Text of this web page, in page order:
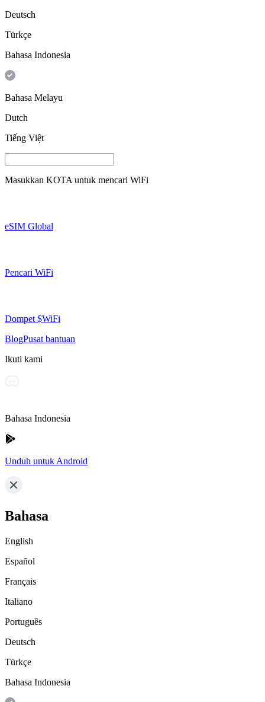
Deutsch
Türkçe
Bahasa Indonesia
Bahasa Melayu
Dutch
Tiếng Việt
Masukkan KOTA untuk mencari WiFi
eSIM Global
Pencari WiFi
Dompet $WiFi
BlogPusat bantuan
Ikuti kami
Bahasa Indonesia
Unduh untuk Android
Bahasa
English
Español
Français
Italiano
Português
Deutsch
Türkçe
Bahasa Indonesia